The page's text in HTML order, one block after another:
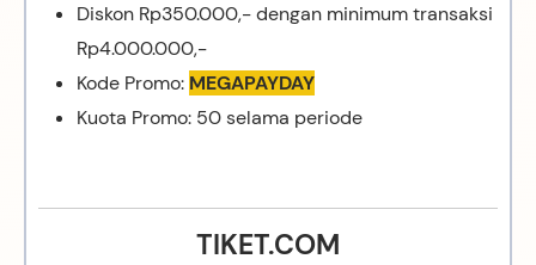
Diskon Rp350.000,- dengan minimum transaksi
Rp4.000.000,-
Kode Promo: MEGAPAYDAY
Kuota Promo: 50 selama periode
TIKET.COM